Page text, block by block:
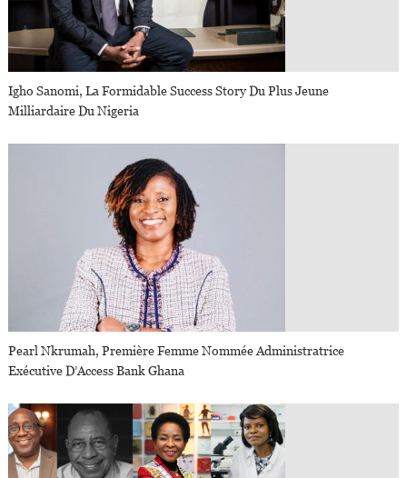
Igho Sanomi, La Formidable Success Story Du Plus Jeune
Milliardaire Du Nigeria
Pearl Nkrumah, Première Femme Nommée Administratrice
Exécutive D’Access Bank Ghana